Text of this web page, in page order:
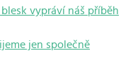
vypráví náš příběh
jen společně